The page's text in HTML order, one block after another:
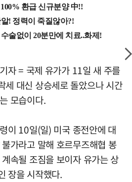
자 = 국제 유가가 11일 새 주를
세 대신 상승세로 돌았으나 시간
모습이다.
이 10일(일) 미국 종전안에 대
가라고 말해 호르무즈해협 봉
속될 조짐을 보이자 유가는 상
장을 시작했다.